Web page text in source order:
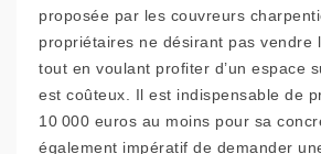
proposée par les couvreurs
propriétaires ne désirant pas vendre
tout en voulant profiter d’un espace
est coûteux. Il est indispensable de
10 000 euros au moins pour sa
également impératif de demander